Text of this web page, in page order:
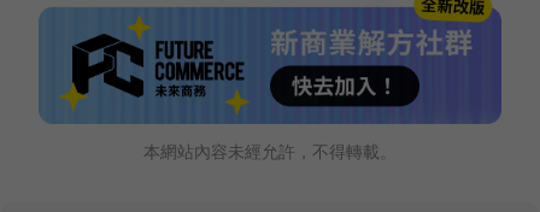
本網站內容未經允許，不得轉載。